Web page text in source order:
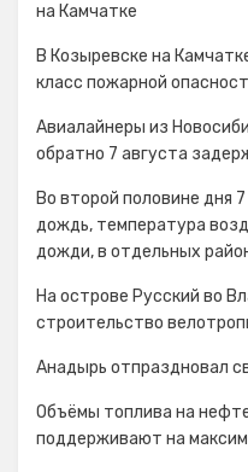
на Камчатке
В Козыревске на
класс пожарной
Авиалайнеры из
обратно 7 августа
Во второй половине дня
дождь, температура
дожди, в отдельных
На острове Русский во
строительство
Анадырь отпраздновал
Объёмы топлива на
поддерживают на